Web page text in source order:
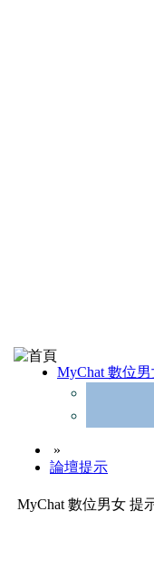
MyChat 數位
»
論壇提示
MyChat 數位男女 提